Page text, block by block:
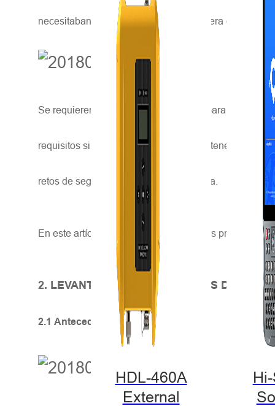
HDL-460A
External
necesitaban inspeccionar lagos de barrera después
Se requieren soluciones más flexibles para la
requisitos similares, ya que pueden contener bancos
retos de seguridad, precisión y eficiencia.
En este artículo se proporcionan algunos proyectos
2. LEVANTAMIENTO DE CANALES DE
2.1 Antecedentes del proyecto